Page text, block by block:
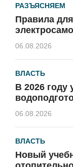
РАЗЪЯСНЯЕМ
Правила
06.08.2026
ВЛАСТЬ
В 2026 году
06.08.2026
ВЛАСТЬ
Новый